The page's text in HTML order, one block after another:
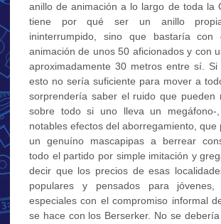
anillo de animación a lo largo de toda la
tiene por qué ser un anillo
ininterrumpido, sino que bastaría con
animación de unos 50 aficionados y con
aproximadamente 30 metros entre sí.
esto no sería suficiente para mover a
sorprendería saber el ruido que pueden
sobre todo si uno lleva un
notables efectos del aborregamiento, que
un genuíno mascapipas a berrear
todo el partido por simple imitación y
decir que los precios de esas
populares y pensados para jóvenes,
especiales con el compromiso informal
se hace con los Berserker. No se